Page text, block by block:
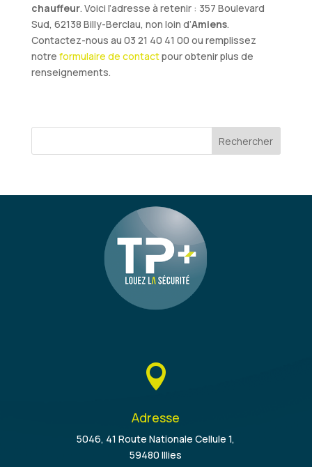
chauffeur. Voici l’adresse à retenir : 357 Boulevard
Sud, 62138 Billy-Berclau, non loin d’Amiens.
Contactez-nous au 03 21 40 41 00 ou remplissez
notre formulaire de contactpour obtenir plus de
renseignements.

Adresse
5046, 41 Route Nationale Cellule 1,
59480 Illies